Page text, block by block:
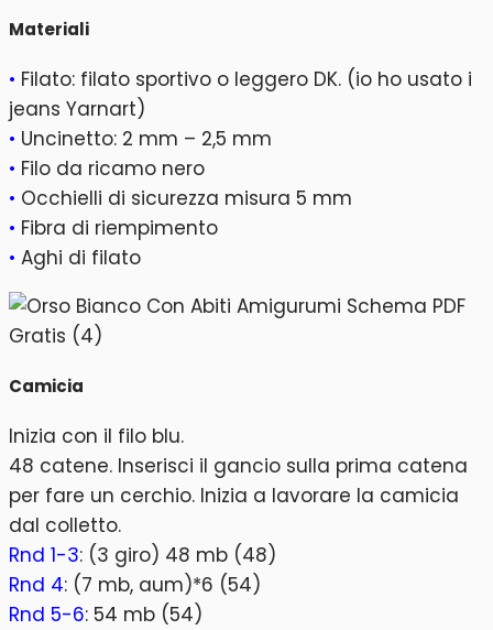
Materiali
• Filato: filato sportivo o leggero DK. (io ho usato i
jeans Yarnart)
• Uncinetto: 2 mm – 2,5 mm
• Filo da ricamo nero
• Occhielli di sicurezza misura 5 mm
• Fibra di riempimento
• Aghi di filato
Camicia
Inizia con il filo blu.
48 catene. Inserisci il gancio sulla prima catena
per fare un cerchio. Inizia a lavorare la camicia
dal colletto.
Rnd 1-3: (3 giro) 48 mb (48)
Rnd 4: (7 mb, aum)*6 (54)
Rnd 5-6: 54 mb (54)